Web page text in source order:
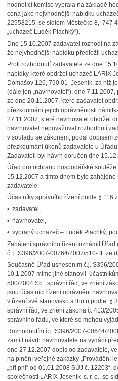
hodnotící komise vybrala na základě
cena jako nejvhodnější nabídku
22958215, se sídlem Městečko 8, 747
„uchazeč Luděk Plachký“).
Dne 15.10.2007 zadavatel rozhodl na
že nejvhodnější nabídku předložil
Proti rozhodnutí zadavatele ze dne
nabídky, které obdržel uchazeč LARIX
Domašov 126, 790 01 Jeseník, za niž
(dále jen „navrhovatel“), dne
ze dne 20.11.2007, které zadavatel
přezkoumání jejich oprávněnosti
27.11.2007, které navrhovatel obdržel
navrhovatel nepovažoval rozhodnutí
v souladu se zákonem, podal dopisem
přezkoumání úkonů zadavatele u
Zadavateli byl návrh doručen dne
Úřad pro ochranu hospodářské
15.12.2007 a tímto dnem bylo
zadavatele.
Účastníky správního řízení podle § 116
• zadavatel,
• navrhovatel,
• vybraný uchazeč – Luděk Plachký,
Zahájení správního řízení oznámil Úřad
č. j. S396/2007-00764/2007/510- IF ze
Současně Úřad usnesením č.j. S396/
10.1.2007 mimo jiné stanovil
500/2004 Sb., správní řád, ve znění
jsou účastníci řízení oprávněni
v řízení své stanovisko a lhůtu podle §
správní řád, ve znění zákona č. 413/
správního řádu, ve které se mohou
Rozhodnutím č.j. S396/2007-00644/
zamítl návrh navrhovatele na vydání
dne 27.12.2007 dopis od zadavatele,
na plnění veřejné zakázky „Provádění
„při pni“ od 01.01.2008 SÚJ č. 12203“,
společnosti LARIX Jeseník s. r. o., se